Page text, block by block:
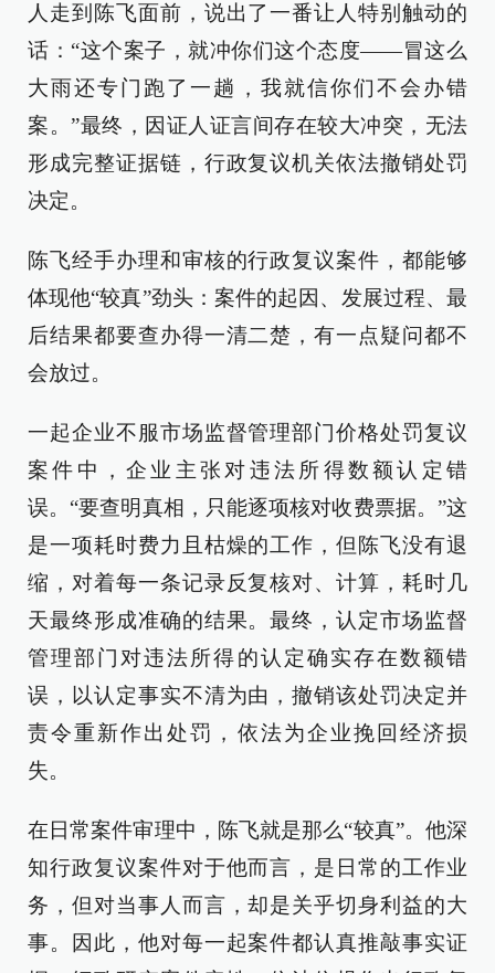
人走到陈飞面前，说出了一番让人特别触动的
话：“这个案子，就冲你们这个态度——冒这么
大雨还专门跑了一趟，我就信你们不会办错
案。”最终，因证人证言间存在较大冲突，无法
形成完整证据链，行政复议机关依法撤销处罚
决定。
陈飞经手办理和审核的行政复议案件，都能够
体现他“较真”劲头：案件的起因、发展过程、最
后结果都要查办得一清二楚，有一点疑问都不
会放过。
一起企业不服市场监督管理部门价格处罚复议
案件中，企业主张对违法所得数额认定错
误。“要查明真相，只能逐项核对收费票据。”这
是一项耗时费力且枯燥的工作，但陈飞没有退
缩，对着每一条记录反复核对、计算，耗时几
天最终形成准确的结果。最终，认定市场监督
管理部门对违法所得的认定确实存在数额错
误，以认定事实不清为由，撤销该处罚决定并
责令重新作出处罚，依法为企业挽回经济损
失。
在日常案件审理中，陈飞就是那么“较真”。他深
知行政复议案件对于他而言，是日常的工作业
务，但对当事人而言，却是关乎切身利益的大
事。因此，他对每一起案件都认真推敲事实证